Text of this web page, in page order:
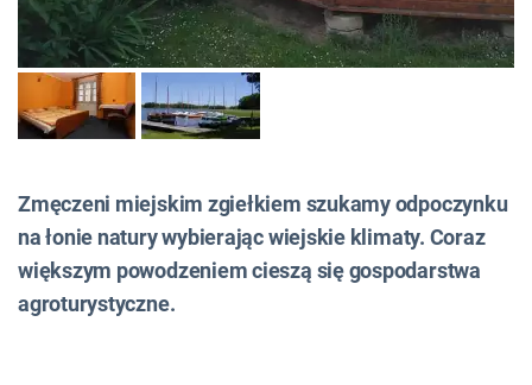
Zmęczeni miejskim zgiełkiem szukamy odpoczynku
na łonie natury wybierając wiejskie klimaty. Coraz
większym powodzeniem cieszą się gospodarstwa
agroturystyczne.